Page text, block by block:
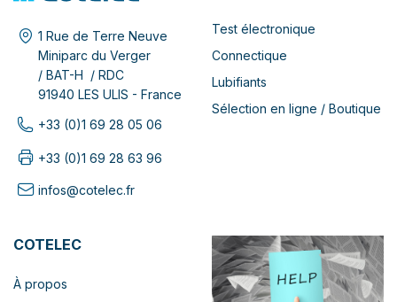
1 Rue de Terre Neuve
Miniparc du Verger
/ BAT-H / RDC
91940 LES ULIS - France
+33 (0)1 69 28 05 06
+33 (0)1 69 28 63 96
infos@cotelec.fr
Test électronique
Connectique
Lubifiants
Sélection en ligne / Boutique
COTELEC
À propos